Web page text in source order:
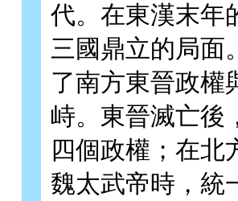
代。在東漢末年
三國鼎立的局面
了南方東晉政權
峙。東晉滅亡後
四個政權；在北
魏太武帝時，統